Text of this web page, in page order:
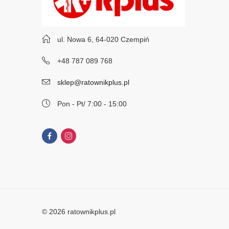
ul. Nowa 6, 64-020 Czempiń
+48 787 089 768
sklep@ratownikplus.pl
Pon - Pt/ 7:00 - 15:00
© 2026 ratownikplus.pl